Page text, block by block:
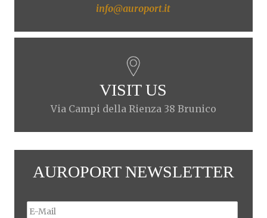
info@auroport.it
VISIT US
Via Campi della Rienza 38 Brunico
AUROPORT NEWSLETTER